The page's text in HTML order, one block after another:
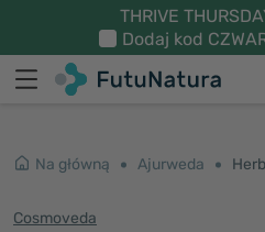
THRIVE
Dodaj kod
Na główną Ajurweda
Cosmoveda